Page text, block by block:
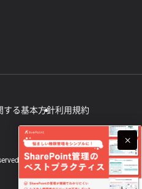
する基本方針利用規約